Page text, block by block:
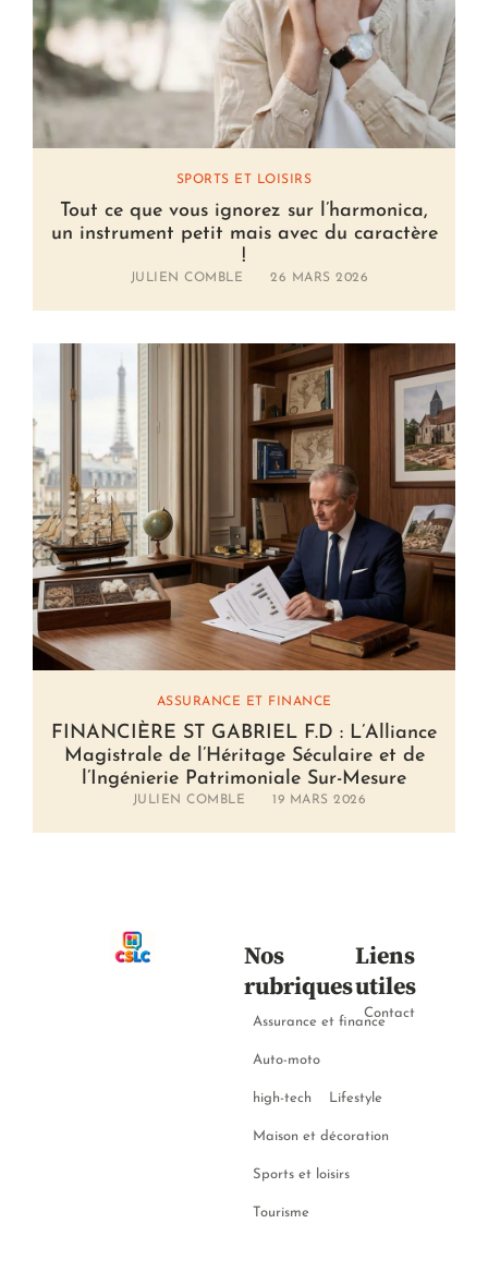
SPORTS ET LOISIRS
Tout ce que vous ignorez sur l’harmonica,
un instrument petit mais avec du caractère
!
JULIEN COMBLE 26 MARS 2026
ASSURANCE ET FINANCE
FINANCIÈRE ST GABRIEL F.D : L’Alliance
Magistrale de l’Héritage Séculaire et de
l’Ingénierie Patrimoniale Sur-Mesure
JULIEN COMBLE 19 MARS 2026
Nos
rubriques
Assurance et finance
Auto-moto
high-tech Lifestyle
Maison et décoration
Sports et loisirs
Tourisme
Liens
utiles
Contact